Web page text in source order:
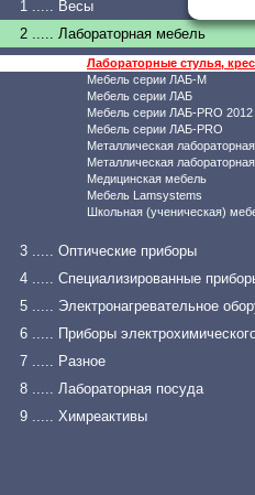
1 ..... Весы
2 ..... Лабораторная мебель
Лабораторные стулья,
Мебель серии ЛАБ-М
Мебель серии ЛАБ
Мебель серии ЛАБ-PRO 2012
Мебель серии ЛАБ-PRO
Металлическая
Металлическая
Медицинская мебель
Мебель Lamsystems
Школьная (ученическая)
3 ..... Оптические приборы
4 ..... Специализированные
5 ..... Электронагревательное
6 ..... Приборы
7 ..... Разное
8 ..... Лабораторная посуда
9 ..... Химреактивы